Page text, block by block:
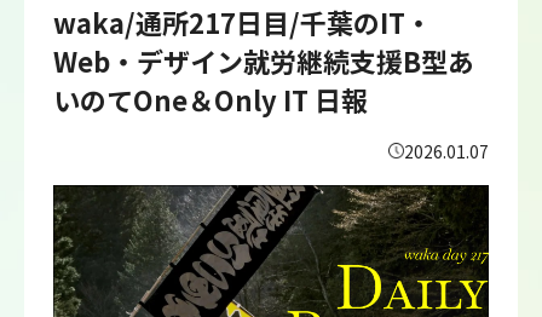
waka/通所217日目/千葉のIT・
Web・デザイン就労継続支援B型あ
いのてOne＆Only IT 日報
2026.01.07